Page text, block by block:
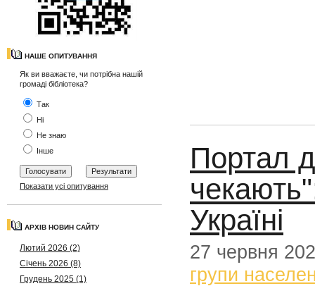
НАШЕ ОПИТУВАННЯ
Як ви вважаєте, чи потрібна нашій
громаді бібліотека?
Так
Ні
Не знаю
Інше
Показати усі опитування
АРХІВ НОВИН САЙТУ
Лютий 2026 (2)
Січень 2026 (8)
Грудень 2025 (1)
Портал
Україні
27 червня
групи